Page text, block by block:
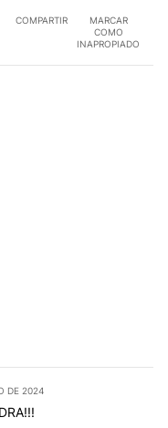
PROGRE"
QUE USTEDES SON
COMPARTIR
MARCAR
COMO
INAPROPIADO
DE 2024